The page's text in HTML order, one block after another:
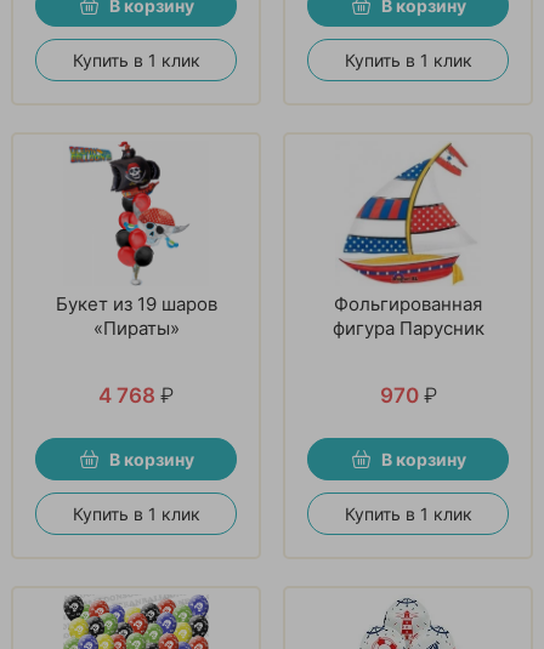
В корзину
Купить в 1 клик
В корзину
Купить в 1 клик
Букет из 19 шаров
«Пираты»
4 768 ₽
В корзину
Купить в 1 клик
Фольгированная
фигура Парусник
970 ₽
В корзину
Купить в 1 клик